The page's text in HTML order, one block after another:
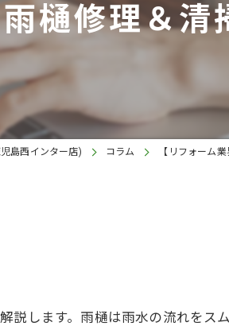
剪定
樋修理＆清
島西インター店) コラム 【リフォーム
します。雨樋は雨水の流れをス